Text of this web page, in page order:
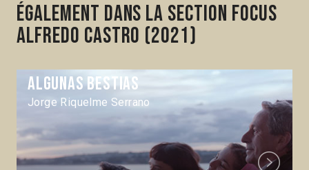
Également dans la section Focus
Alfredo Castro (2021)
Algunas bestias
Jorge Riquelme Serrano
Next